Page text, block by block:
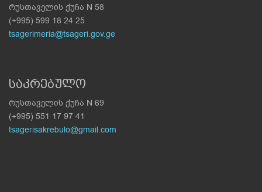
რუსთაველის ქუჩა N 58
(+995) 599 18 24 25
tsagerimeria@tsageri.gov.ge
საკრებულო
რუსთაველის ქუჩა N 69
(+995) 551 17 97 41
tsagerisakrebulo@gmail.com